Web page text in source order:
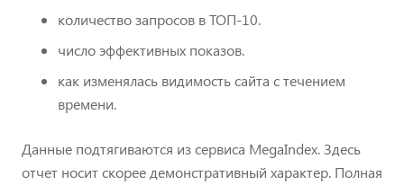
количество запросов в ТОП-10.
число эффективных показов.
как изменялась видимость сайта с течением
времени.
Данные подтягиваются из сервиса MegaIndex. Здесь
отчет носит скорее демонстративный характер. Полная